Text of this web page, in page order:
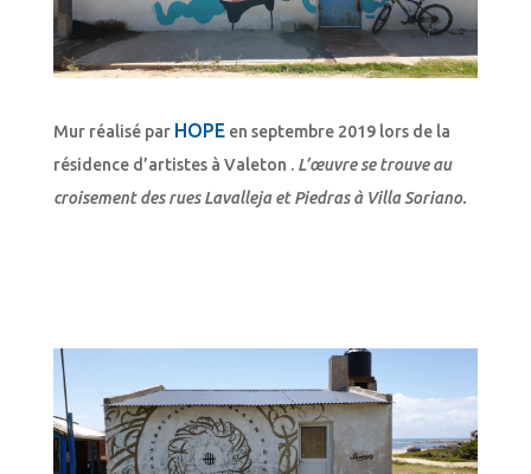
Mur réalisé par HOPEen septembre 2019 lors de la
résidence d’artistes à Valeton . L’œuvre se trouve au
croisement des rues Lavalleja et Piedras à Villa Soriano.